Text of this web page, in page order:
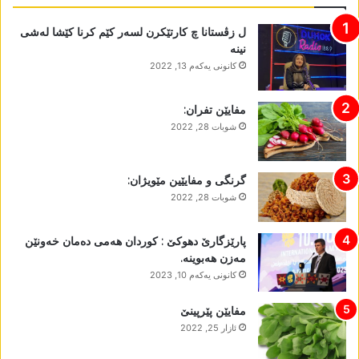
ل زڤستانا چ کارتێکرن لسەر کێم کرنا کێشا لەشی
نینە
كانونی یه‌كه‌م 13, 2022
مفایێن تفران:
شوبات 28, 2022
گرنگی و مفایێین مێویژان:
شوبات 28, 2022
پارێزگارێ دھوکێ : کوردان ھەمی دەمان خەونێن
مەزن ھەبوینە.
كانونی یه‌كه‌م 10, 2023
مفایێن پێرپینێ
ئازار 25, 2022